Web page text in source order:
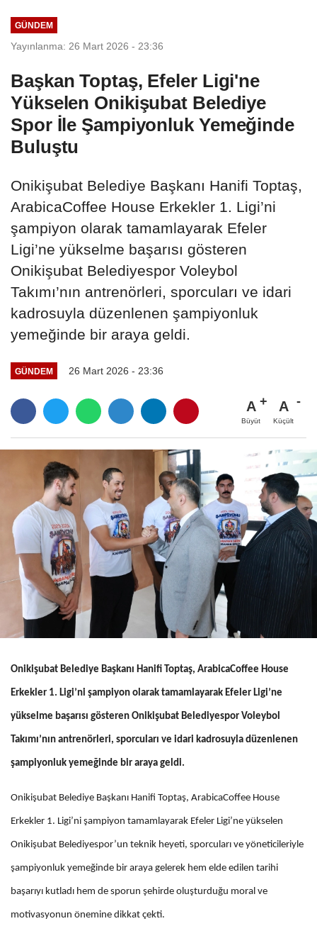
GÜNDEM
Yayınlanma: 26 Mart 2026 - 23:36
Başkan Toptaş, Efeler Ligi'ne
Yükselen Onikişubat Belediye
Spor İle Şampiyonluk Yemeğinde
Buluştu
Onikişubat Belediye Başkanı Hanifi Toptaş,
ArabicaCoffee House Erkekler 1. Ligi’ni
şampiyon olarak tamamlayarak Efeler
Ligi’ne yükselme başarısı gösteren
Onikişubat Belediyespor Voleybol
Takımı’nın antrenörleri, sporcuları ve idari
kadrosuyla düzenlenen şampiyonluk
yemeğinde bir araya geldi.
GÜNDEM 26 Mart 2026 - 23:36
A
Büyüt
A
Küçült
Onikişubat Belediye Başkanı Hanifi Toptaş, ArabicaCoffee House
Erkekler 1. Ligi’ni şampiyon olarak tamamlayarak Efeler Ligi’ne
yükselme başarısı gösteren Onikişubat Belediyespor Voleybol
Takımı’nın antrenörleri, sporcuları ve idari kadrosuyla düzenlenen
şampiyonluk yemeğinde bir araya geldi.
Onikişubat Belediye Başkanı Hanifi Toptaş, ArabicaCoffee House
Erkekler 1. Ligi’ni şampiyon tamamlayarak Efeler Ligi’ne yükselen
Onikişubat Belediyespor’un teknik heyeti, sporcuları ve yöneticileriyle
şampiyonluk yemeğinde bir araya gelerek hem elde edilen tarihi
başarıyı kutladı hem de sporun şehirde oluşturduğu moral ve
motivasyonun önemine dikkat çekti.